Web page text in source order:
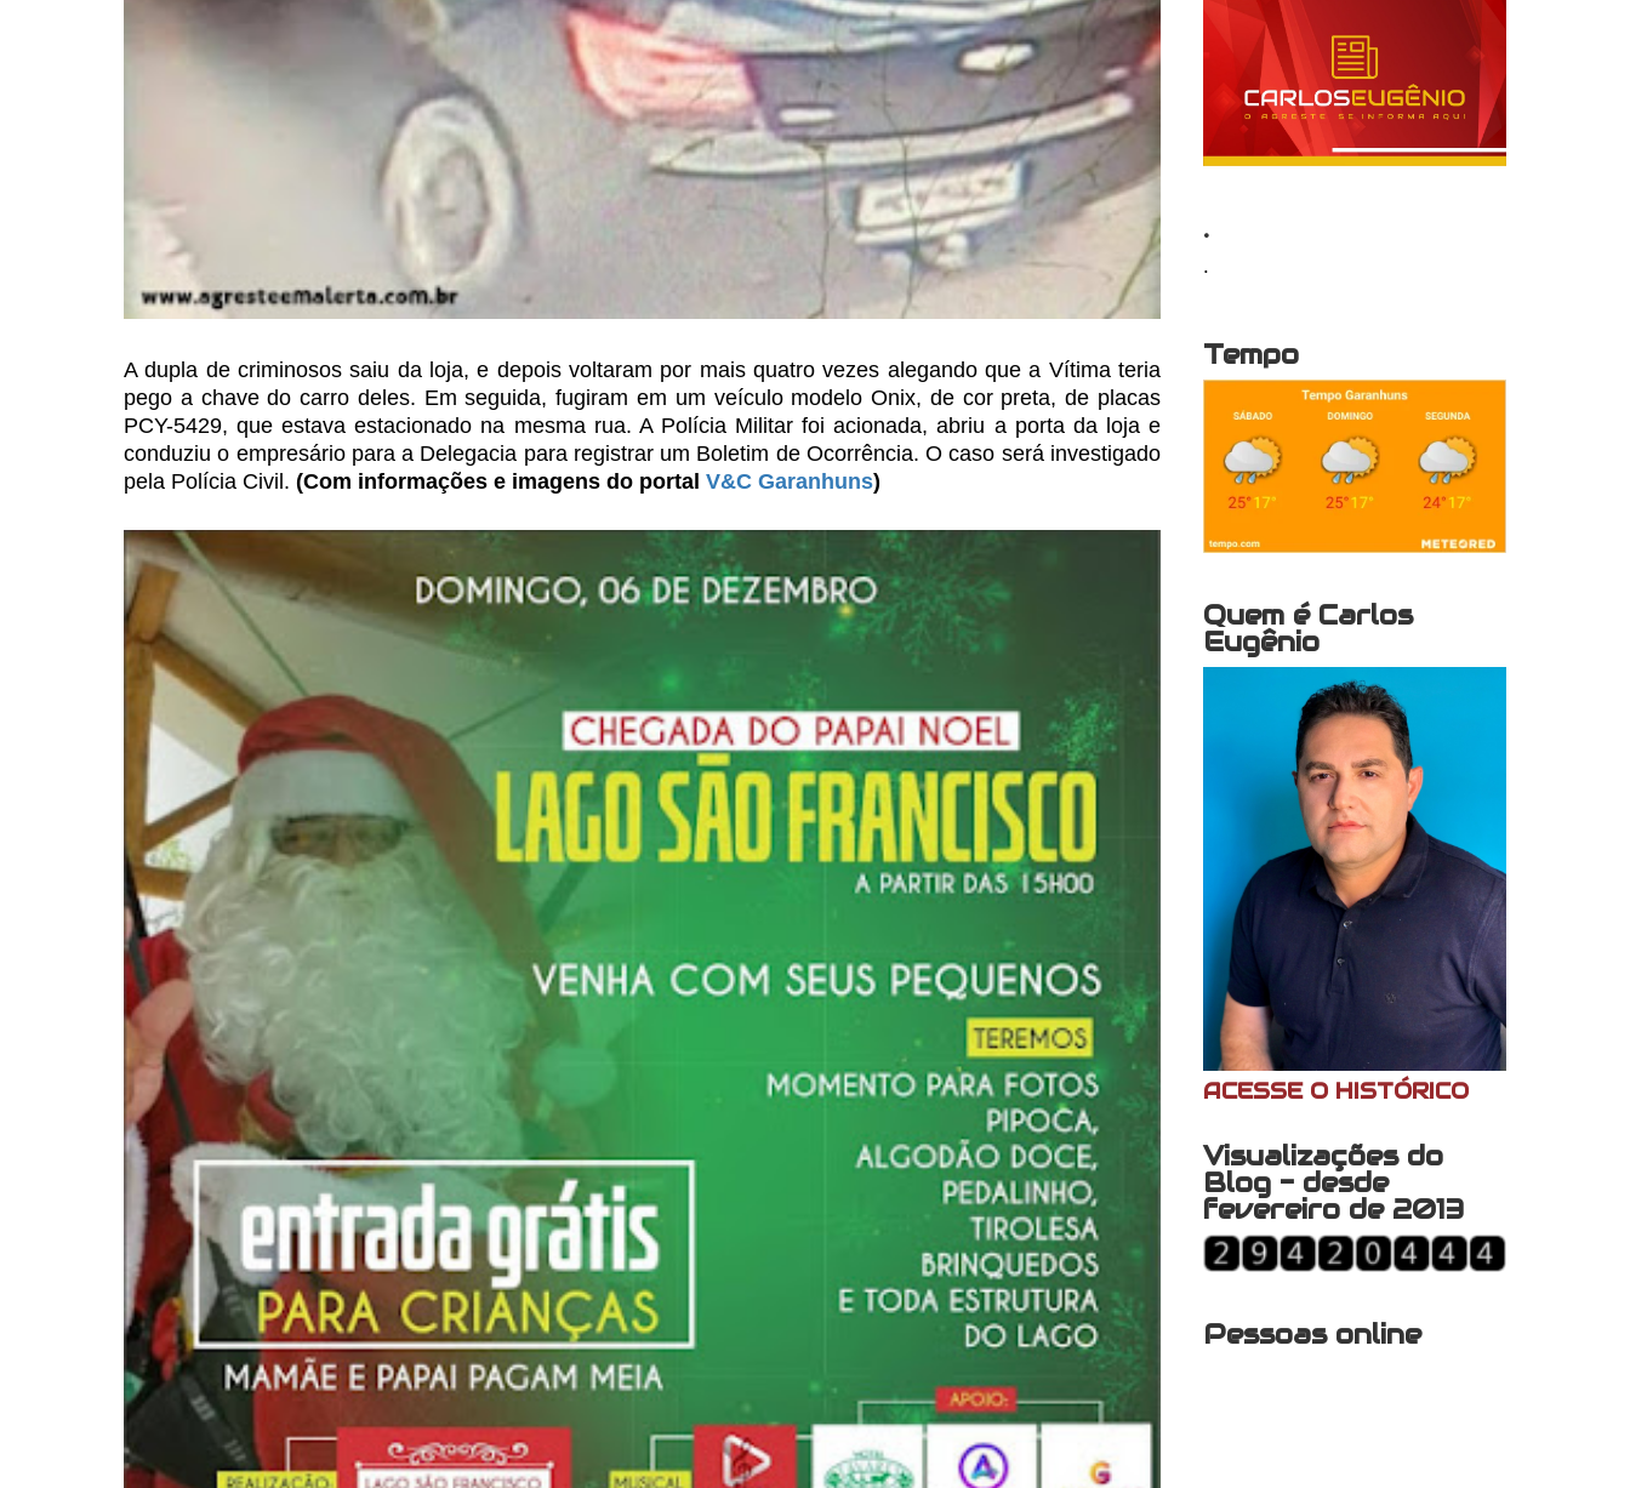
A dupla de criminosos saiu da loja, e depois voltaram por mais quatro vezes alegando que a Vítima teria
pego a chave do carro deles. Em seguida, fugiram em um veículo modelo Onix, decor preta, de placas
PCY-5429, que estava estacionado na mesma rua. A PolíciaMilitar foi acionada, abriu a porta da loja e
conduziu o empresário para a Delegacia para registrar um Boletim de Ocorrência. O caso será investigado
pela Polícia Civil. (Com informações e imagens do portal V&C Garanhuns)
.
.
Tempo
Quem é Carlos
Eugênio
ACESSE O HISTÓRICO
Visualizações do
Blog - desde
fevereiro de 2013
Pessoas online